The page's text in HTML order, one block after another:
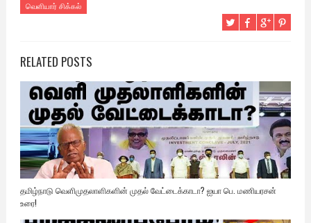
வெளியார் சிக்கல்
RELATED POSTS
தமிழ்நாடு வெளிமுதலாளிகளின் முதல் வேட்டைக்காடா? ஐயா பெ. மணியரசன்
உரை!